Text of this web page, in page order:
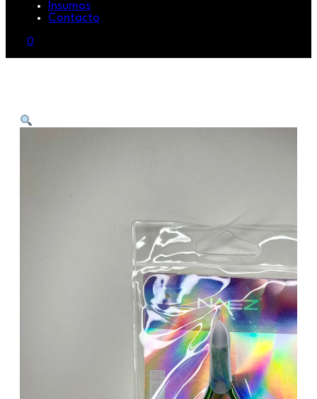
Insumos
Contacto
0